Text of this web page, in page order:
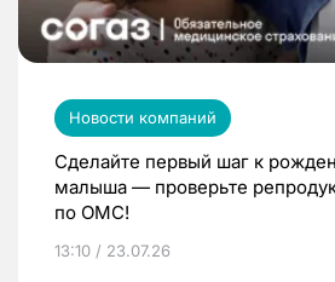
Новости компаний
Сделайте первый шаг к
малыша — проверьте
по ОМС!
13:10 / 23.07.26